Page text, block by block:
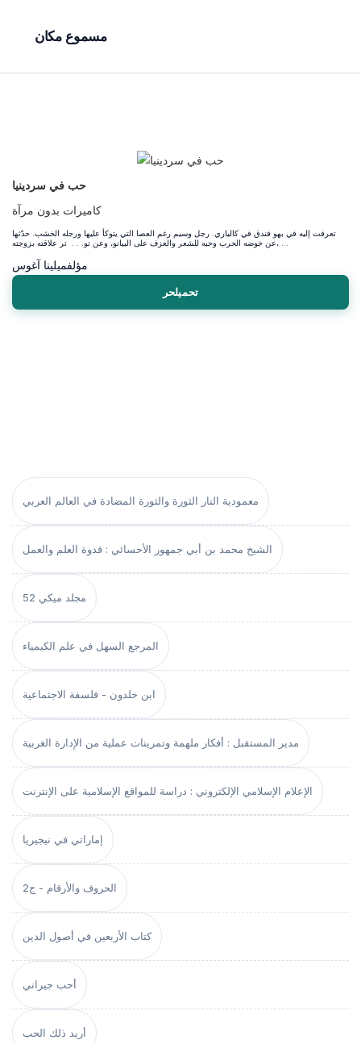
مسموع مكان
معمودية النار الثورة والثورة المضادة في العالم العربي
الشيخ محمد بن أبي جمهور الأحسائي : قدوة العلم والعمل
مجلد ميكي 52
المرجع السهل في علم الكيمياء
ابن خلدون - فلسفة الاجتماعية
مدير المستقبل : أفكار ملهمة وتمرينات عملية من الإدارة الغربية
الإعلام الإسلامي الإلكتروني : دراسة للمواقع الإسلامية على الإنترنت
إماراتي في نيجيريا
الحروف والأرقام - ج2
كتاب الأربعين في أصول الدين
أحب جيراني
أريد ذلك الحب
حب في سردينيا
كاميرات بدون مرآة
تعرفت إليه في بهو فندق في كالياري. رجل وسيم رغم العصا التي يتوكأ عليها ورجله الخشب. حدّثها
عن خوضه الحرب وحبه للشعر والعزف على البيانو، وعن تو. . . تر علاقته بزوجته، ...
مؤلفميلينا آغوس
تحميلحر